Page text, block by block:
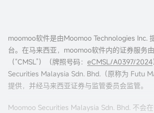
moomoo软件是由Moomoo Technologies Inc.
台。在马来西亚，moomoo软件内的证券服务
（“CMSL”）（牌照号码： eCMSL/A0397/2024
Securities Malaysia Sdn. Bhd.（原称为 Futu
提供，并经马来西亚证券与监管委员会监管。
Moomoo Securities Malaysia Sdn. Bhd. 不会